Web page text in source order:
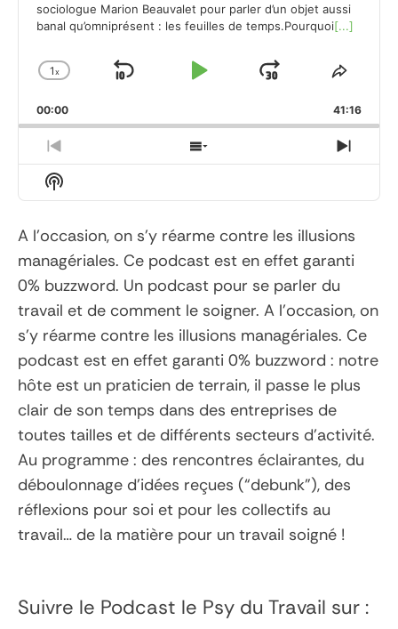
sociologue Marion Beauvalet pour parler d’un objet aussi
banal qu’omniprésent : les feuilles de temps.Pourquoi[...]
Change
Rate
1x
Skip
Play
Jump
Forward
Share
00:00 41:16
Previous
Episode
Show
Episodes
Next
Show
Podcast
A l’occasion, on s’y réarme contre les illusions
managériales. Ce podcast est en effet garanti
0% buzzword. Un podcast pour se parler du
travail et de comment le soigner. A l’occasion, on
s’y réarme contre les illusions managériales. Ce
podcast est en effet garanti 0% buzzword : notre
hôte est un praticien de terrain, il passe le plus
clair de son temps dans des entreprises de
toutes tailles et de différents secteurs d’activité.
Au programme : des rencontres éclairantes, du
déboulonnage d’idées reçues (“debunk”), des
réflexions pour soi et pour les collectifs au
travail… de la matière pour un travail soigné !
Suivre le Podcast le Psy du Travail sur :